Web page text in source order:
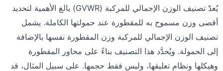
يُعدّ تصنيف الوزن الإجمالي للمركبة (GVWR) بالغ الأهمية لتحديد
أقصى وزن مسموح به للمقطورة عند حمولتها الكاملة. يشمل
تصنيف الوزن الإجمالي للمركبة وزن المقطورة نفسها بالإضافة
إلى الحمولة. ويُحدَّد هذا التصنيف بناءً على محاور المقطورة
وهيكلها ونظام تعليقها، وليس فقط حجمها. على سبيل المثال، قد